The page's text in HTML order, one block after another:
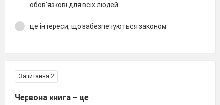
обов'язкові для всіх людей
це інтереси, що забезпечуються законом
Запитання 2
Червона книга – це